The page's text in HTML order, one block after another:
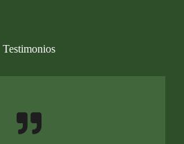
Testimonios